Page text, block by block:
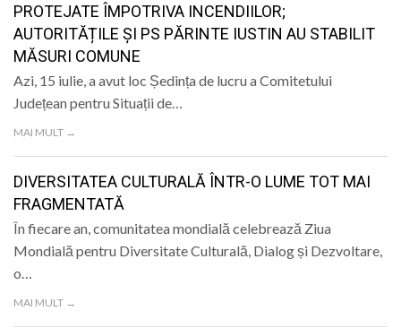
PROTEJATE ÎMPOTRIVA INCENDIILOR;
AUTORITĂȚILE ȘI PS PĂRINTE IUSTIN AU STABILIT
MĂSURI COMUNE
Azi, 15 iulie, a avut loc Ședința de lucru a Comitetului
Județean pentru Situații de…
MAI MULT →
DIVERSITATEA CULTURALĂ ÎNTR-O LUME TOT MAI
FRAGMENTATĂ
În fiecare an, comunitatea mondială celebrează Ziua
Mondială pentru Diversitate Culturală, Dialog și Dezvoltare,
o…
MAI MULT →